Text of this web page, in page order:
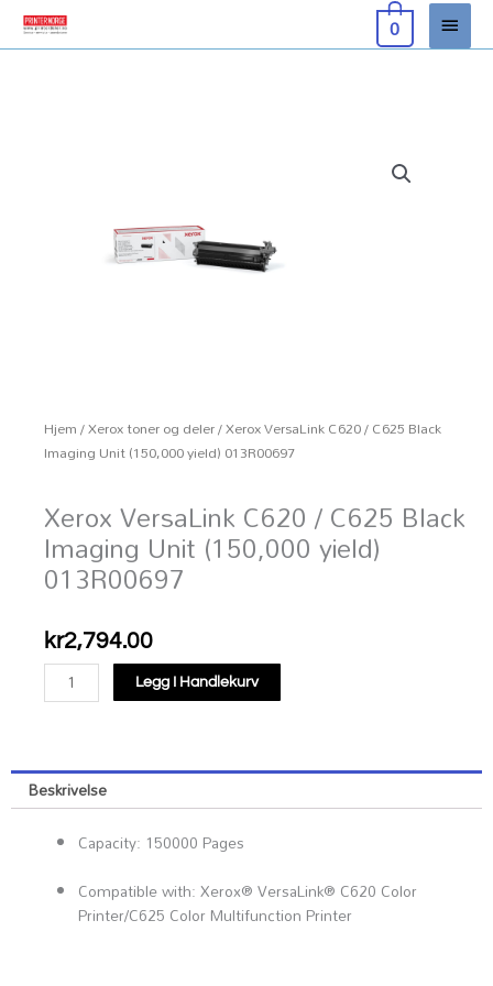
Hopp
rett
til
0
Hjem/Xerox toner og deler/ Xerox VersaLink C620 / C625 Black
Imaging Unit (150,000 yield) 013R00697
Xerox VersaLink C620 / C625 Black
Imaging Unit (150,000 yield)
013R00697
kr2,794.00
Xerox
VersaLink
C625
Black
Imaging
Unit
yield)
013R00697
Legg I Handlekurv
Beskrivelse
Capacity: 150000 Pages
Compatible with: Xerox® VersaLink® C620 Color
Printer​/​C625 Color Multifunction Printer